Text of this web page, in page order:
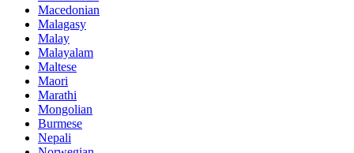
Macedonian
Malagasy
Malay
Malayalam
Maltese
Maori
Marathi
Mongolian
Burmese
Nepali